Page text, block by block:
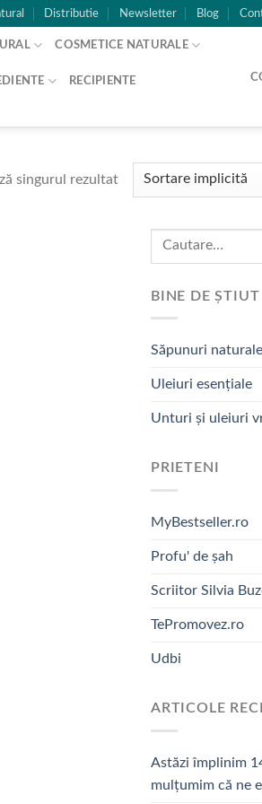
Distributie Newsletter Blog
COSMETICE NATURALE
RECIPIENTE
singurul rezultat
Caută:
BINE DE ȘTIUT
Săpunuri naturale
Uleiuri esențiale
Unturi și uleiuri
PRIETENI
MyBestseller.ro
Profu' de șah
Scriitor Silvia
TePromovez.ro
Udbi
ARTICOLE
Astăzi împlinim
mulțumim că ne